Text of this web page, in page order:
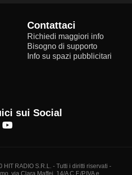
Contattaci
Richiedi maggiori info
Bisogno di supporto
Info su spazi pubblicitari
sui Social
RADIO S.R.L. - Tutti i diritti riservati -
via Clara Maffei, 14/A C.F./P.IVA e